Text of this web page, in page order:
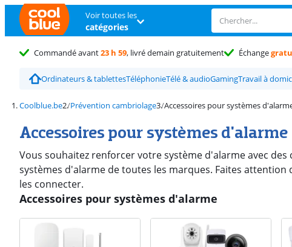
Voir toutes les
catégories
Commandé avant23 h 59, livré demain gratuitement Échange
Ordinateurs & tablettesTéléphonieTélé & audioGamingTravail à
Coolblue.be Prévention cambriolage Accessoires pour systèmes
Accessoires pour systèmes d'alarme
Vous souhaitez renforcer votre système d'alarme avec
systèmes d'alarme de toutes les marques. Faites
les connecter.
Accessoires pour systèmes d'alarme